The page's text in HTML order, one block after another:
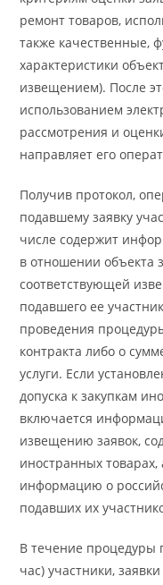
ремонт товаров,
также качественные,
характеристики
извещением). После
использованием
рассмотрения и
направляет его
Получив протокол,
подавшему заявку
числе содержит
в отношении объекта
соответствующей
подавшего ее
проведения
контракта либо о
услуги. Если
допуска к закупкам
включается
извещению заявок,
иностранных
информацию о
подавших их
В течение процедуры
час) участники,